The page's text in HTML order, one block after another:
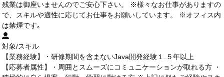
残業は御座いませんのでご安心下さい。 ※様々なお仕事がありますの
で、スキルや適性に応じてお仕事をお願いしています。 ※オフィス内
は禁煙です｡
対象/スキル
【業務経験】・研修期間を含まないJava開発経験１.５年以上
【応募者属性】・周囲とスムーズにコミュニケーションが取れる方 ・